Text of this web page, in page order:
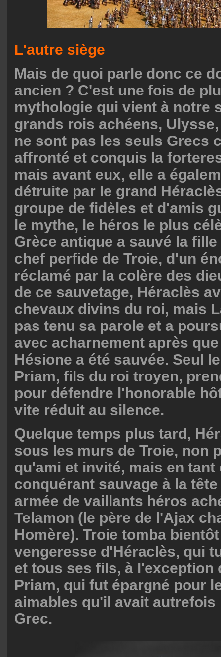
L'autre siège
Mais de quoi parle donc ce
ancien ? C'est une fois de
mythologie qui vient à notre
grands rois achéens,
ne sont pas les seuls Grecs
affronté et conquis la
mais avant eux, elle a
détruite par le grand
groupe de fidèles et d'amis
le mythe, le héros le plus
Grèce antique a sauvé la
chef perfide de Troie, d'un
réclamé par la colère des
de ce sauvetage, Héraclès
chevaux divins du roi, mais
pas tenu sa parole et a
avec acharnement après
Hésione a été sauvée. Seul
Priam, fils du roi troyen,
pour défendre l'honorable
vite réduit au silence.
Quelque temps plus tard,
sous les murs de Troie, non
qu'ami et invité, mais en tant
conquérant sauvage à la
armée de vaillants héros
Telamon (le père de l'Ajax
Homère). Troie tomba
vengeresse d'Héraclès, qui
et tous ses fils, à l'exception
Priam, qui fut épargné pour
aimables qu'il avait autrefois
Grec.